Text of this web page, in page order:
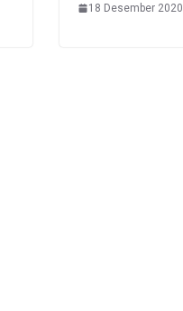
18 Desember 2020